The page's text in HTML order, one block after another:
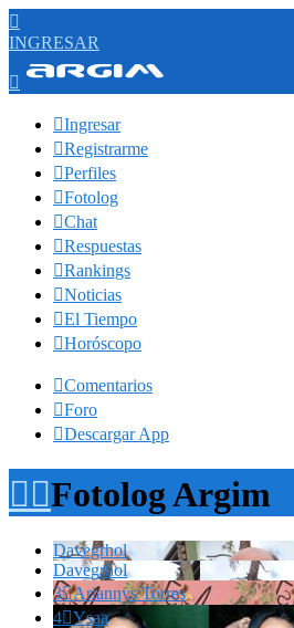

INGRESAR

Ingresar
Registrarme
Perfiles
Fotolog
Chat
Respuestas
Rankings
Noticias
El Tiempo
Horóscopo
Comentarios
Foro
Descargar App
Fotolog Argim
Davegrhol
Davegrhol
3Ariannys Torres
4Ysaa